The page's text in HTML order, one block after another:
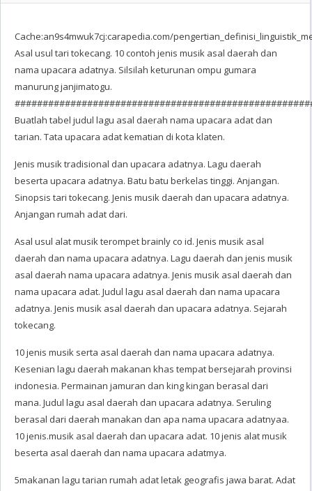
Cache:an9s4mwuk7cj:carapedia.com/
Asal usul tari tokecang. 10 contoh jenis musik asal daerah dan
nama upacara adatnya. Silsilah keturunan ompu gumara
manurung janjimatogu.
Buatlah tabel judul lagu asal daerah nama upacara adat dan
tarian. Tata upacara adat kematian di kota klaten.
Jenis musik tradisional dan upacara adatnya. Lagu daerah
beserta upacara adatnya. Batu batu berkelas tinggi. Anjangan.
Sinopsis tari tokecang. Jenis musik daerah dan upacara adatnya.
Anjangan rumah adat dari.
Asal usul alat musik terompet brainly co id. Jenis musik asal
daerah dan nama upacara adatnya. Lagu daerah dan jenis musik
asal daerah nama upacara adatnya. Jenis musik asal daerah dan
nama upacara adat. Judul lagu asal daerah dan nama upacara
adatnya. Jenis musik asal daerah dan upacara adatnya. Sejarah
tokecang.
10 jenis musik serta asal daerah dan nama upacara adatnya.
Kesenian lagu daerah makanan khas tempat bersejarah provinsi
indonesia. Permainan jamuran dan king kingan berasal dari
mana. Judul lagu asal daerah dan upacara adatnya. Seruling
berasal dari daerah manakan dan apa nama upacara adatnyaa.
10 jenis.musik asal daerah dan upacara adat. 10 jenis alat musik
beserta asal daerah dan nama upacara adatmya.
5makanan lagu tarian rumah adat letak geografis jawa barat. Adat